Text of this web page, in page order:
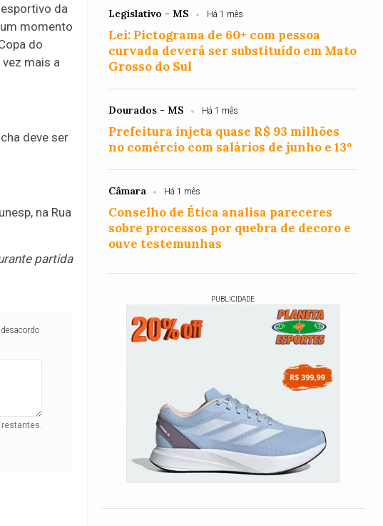
da
momento
do
mais a
deve ser
na Rua
partida
Legislativo - MS Há 1 mês
Lei: Pictograma de 60+ com pessoa
curvada deverá ser substituído em Mato
Grosso do Sul
Dourados - MS Há 1 mês
Prefeitura injeta quase R$ 93 milhões
no comércio com salários de junho e 13º
Câmara Há 1 mês
Conselho de Ética analisa pareceres
sobre processos por quebra de decoro e
ouve testemunhas
PUBLICIDADE